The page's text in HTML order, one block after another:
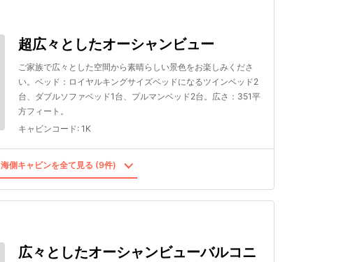
超広々としたオーシャンビュー
ご家族で広々とした空間から素晴らしい景色をお楽しみくださ
い。ベッド：ロイヤルキングサイズベッドになるツインベッド2
台、ダブルソファベッド1台、プルマンベッド2台。広さ：351平
方フィート。
キャビンコード: 1K
海側キャビンを全て見る (9件)
広々としたオーシャンビューバルコニ